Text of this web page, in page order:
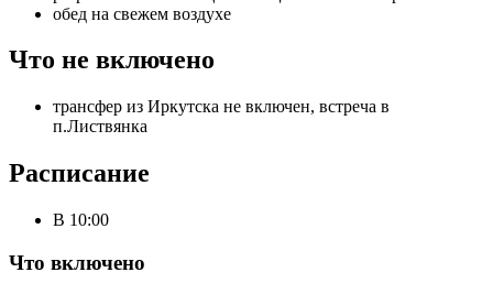
обед на свежем воздухе
Что не включено
трансфер из Иркутска не включен, встреча в
п.Листвянка
Расписание
В 10:00
Что включено